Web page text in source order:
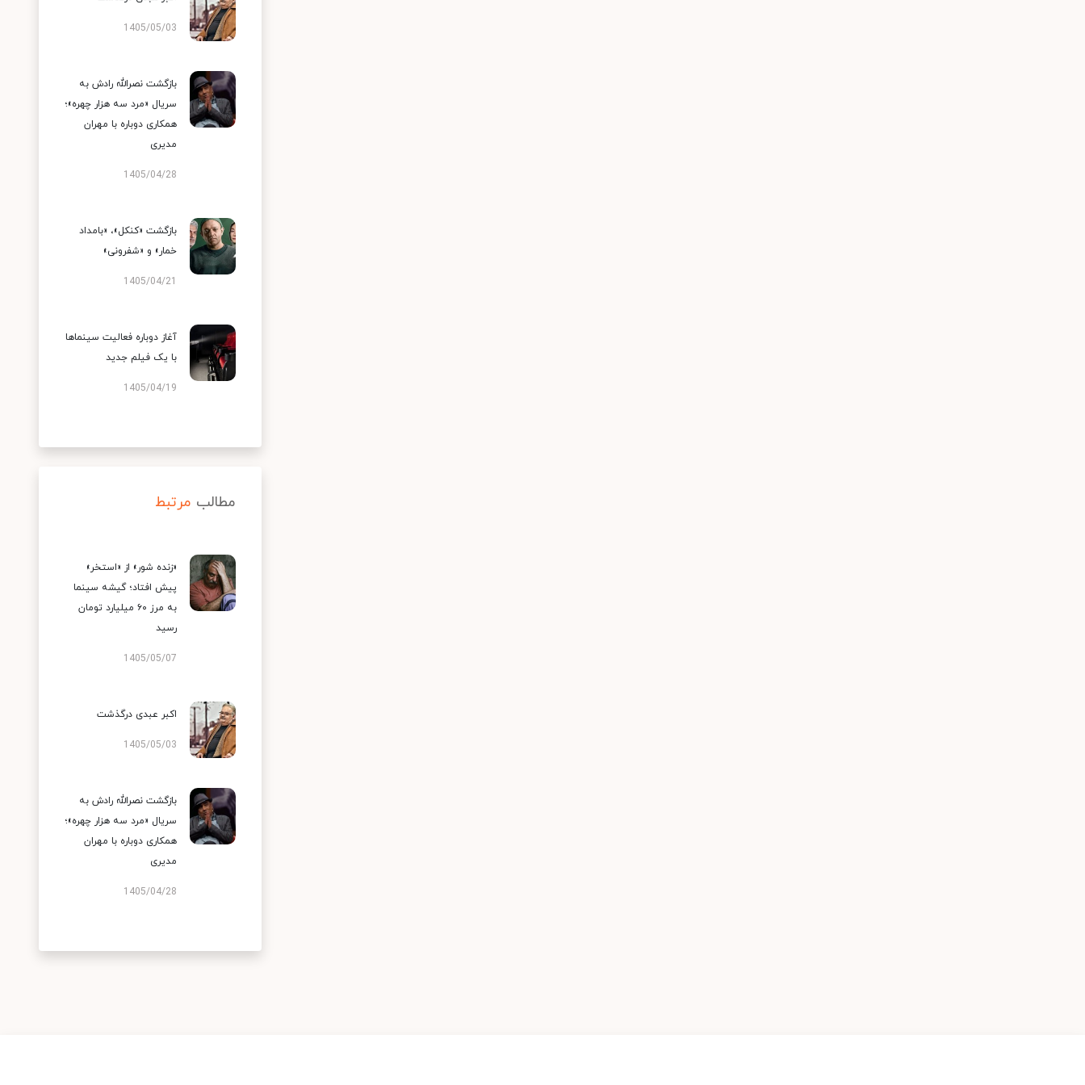
1405/05/03
بازگشت نصرالله رادش به
سریال «مرد سه هزار چهره»؛
همکاری دوباره با مهران
مدیری
1405/04/28
بازگشت «کنکل»، «بامداد
خمار» و «شفرونی»
1405/04/21
آغاز دوباره فعالیت سینماها
با یک فیلم جدید
1405/04/19
مطالب مرتبط
«زنده شور» از «استخر»
پیش افتاد؛ گیشه سینما
به مرز ۶۰ میلیارد تومان
رسید
1405/05/07
اکبر عبدی درگذشت
1405/05/03
بازگشت نصرالله رادش به
سریال «مرد سه هزار چهره»؛
همکاری دوباره با مهران
مدیری
1405/04/28